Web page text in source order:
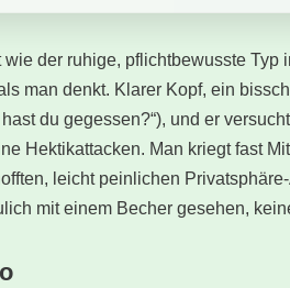
wie der ruhige, pflichtbewusste
man denkt. Klarer Kopf, ein
hast du gegessen?“), und er
Hektikattacken. Man kriegt fast
leicht peinlichen
mit einem Becher gesehen,